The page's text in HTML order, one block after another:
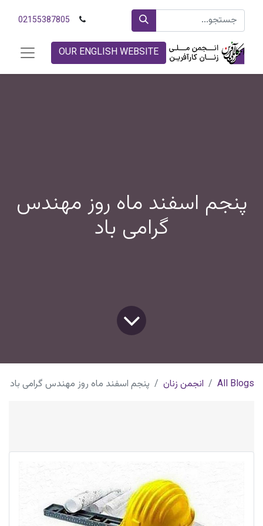
02155387805
OUR ENGLISH WEBSITE
پنجم اسفند ماه روز مهندس
گرامی باد
All Blogs انجمن زنان پنجم اسفند ماه روز مهندس گرامی باد